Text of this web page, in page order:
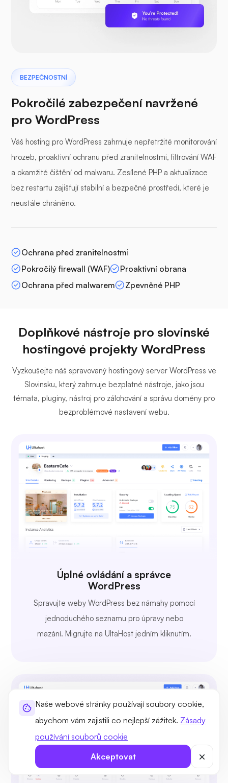
Naše webové stránky používají soubory cookie,
abychom vám zajistili co nejlepší zážitek. Zásady
používání souborů cookie
Akceptovat
BEZPEČNOSTNÍ
Pokročilé zabezpečení navržené
pro WordPress
Váš hosting pro WordPress zahrnuje nepřetržité monitorování
hrozeb, proaktivní ochranu před zranitelnostmi, filtrování WAF
a okamžité čištění od malwaru. Zesílené PHP a aktualizace
bez restartu zajišťují stabilní a bezpečné prostředí, které je
neustále chráněno.
Ochrana před zranitelnostmi
Pokročilý firewall (WAF)
Proaktivní obrana
Ochrana před malwarem
Zpevněné PHP
Doplňkové nástroje pro slovinské
hostingové projekty WordPress
Vyzkoušejte náš spravovaný hostingový server WordPress ve
Slovinsku, který zahrnuje bezplatné nástroje, jako jsou
témata, pluginy, nástroj pro zálohování a správu domény pro
bezproblémové nastavení webu.
Úplné ovládání a správce
WordPress
Spravujte weby WordPress bez námahy pomocí
jednoduchého seznamu pro úpravy nebo
mazání. Migrujte na UltaHost jedním kliknutím.